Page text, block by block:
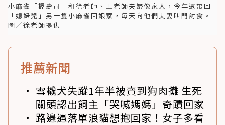
小麻雀「握壽司」和徐老師、王老師夫婦像家人，今年還帶回
「媳婦兒」另一隻小麻雀回娘家，每天向他們夫妻叫門討食。
圖／徐老師提供
推薦新聞
雪橇犬失蹤1年半被賣到狗肉攤 生死
關頭認出飼主「哭喊媽媽」奇蹟回家
路邊遇落單浪貓想抱回家！女子多看